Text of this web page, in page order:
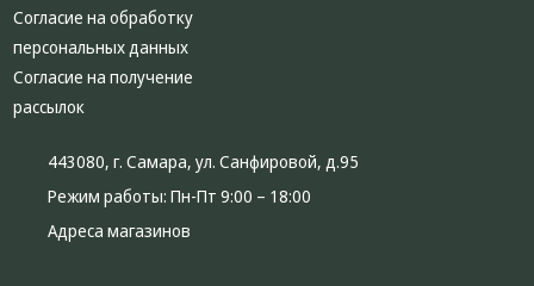
Согласие на обработку
персональных данных
Согласие на получение
рассылок
443080, г. Самара, ул. Санфировой, д.95
Режим работы: Пн-Пт 9:00 – 18:00
Адреса магазинов